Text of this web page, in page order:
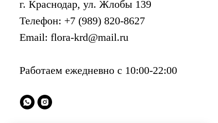
г. Краснодар, ул. Жлобы 139
Телефон: +7 (989) 820-8627
Email: flora-krd@mail.ru
Работаем ежедневно с 10:00-22:00